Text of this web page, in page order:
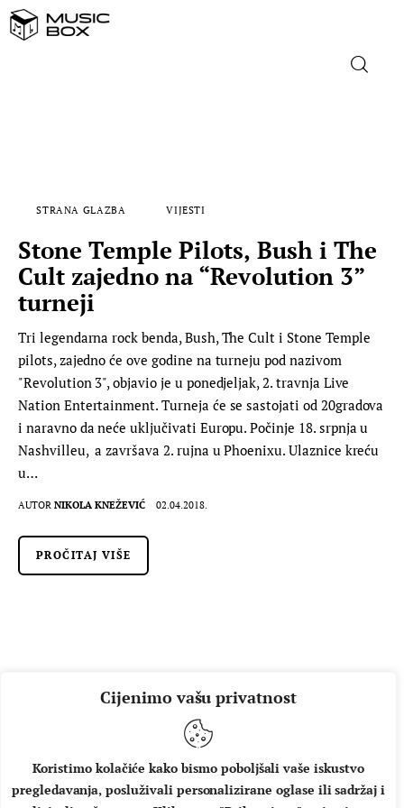
Cijenimo vašu privatnost
Koristimo kolačiće kako bismo poboljšali vaše iskustvo
pregledavanja, posluživali personalizirane oglase ili sadržaj i
FILM
MUSIC BOX
STRANA GLAZBA VIJESTI
Stone Temple Pilots, Bush i The
Cult zajedno na “Revolution 3”
turneji
Tri legendarna rock benda, Bush, The Cult i Stone Temple
pilots, zajedno će ove godine na turneju pod nazivom
"Revolution 3", objavio je u ponedjeljak, 2. travnja Live
Nation Entertainment. Turneja će se sastojati od 20gradova
i naravno da neće uključivati Europu. Počinje 18. srpnja u
Nashvilleu, a završava 2. rujna u Phoenixu. Ulaznice kreću
u…
AUTOR NIKOLA KNEŽEVIĆ 02.04.2018.
PROČITAJ VIŠE
O NAMA IMPRESSUM UVJETI KORIŠTENJA